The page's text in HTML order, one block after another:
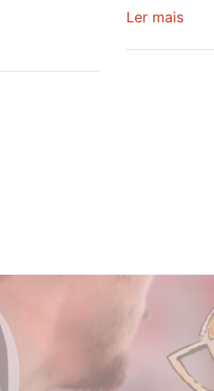
Ler maissobre